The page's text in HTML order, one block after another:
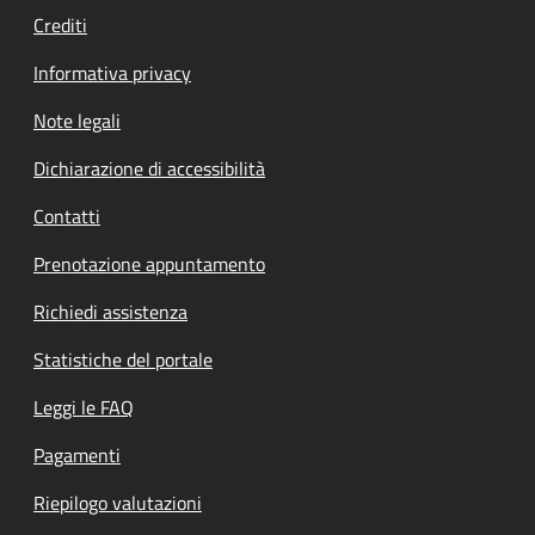
Crediti
Informativa privacy
Note legali
Dichiarazione di accessibilità
Contatti
Prenotazione appuntamento
Richiedi assistenza
Statistiche del portale
Leggi le FAQ
Pagamenti
Riepilogo valutazioni